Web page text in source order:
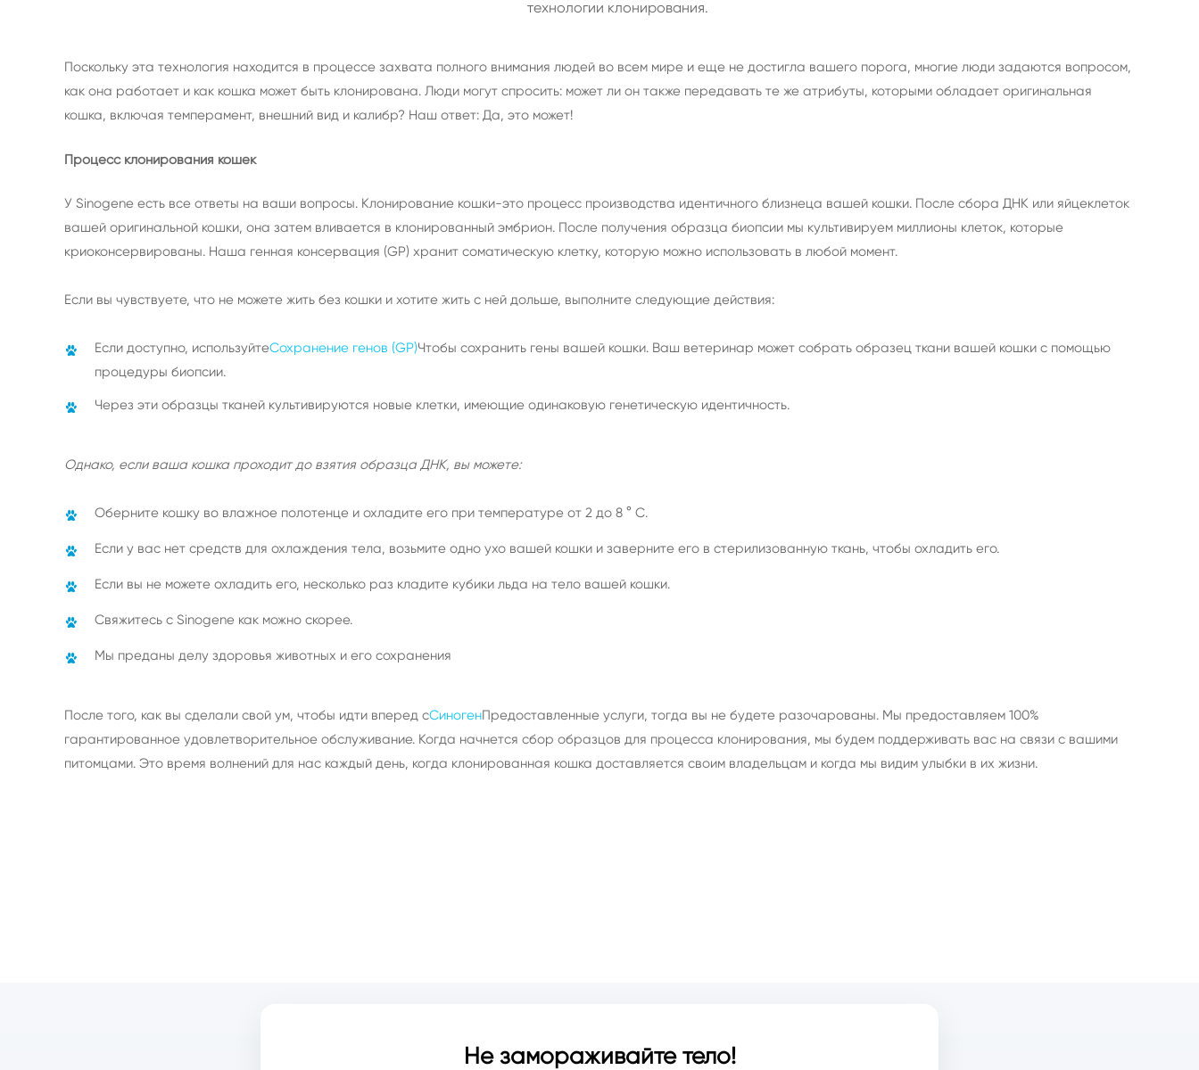
технологии клонирования.
Поскольку эта технология находится в процессе захвата полного внимания людей во всем мире и еще не достигла вашего порога, многие люди задаются вопросом,
как она работает и как кошка может быть клонирована. Люди могут спросить: может ли он также передавать те же атрибуты, которыми обладает оригинальная
кошка, включая темперамент, внешний вид и калибр? Наш ответ: Да, это может!
Процесс клонирования кошек
У Sinogene есть все ответы на ваши вопросы. Клонирование кошки-это процесс производства идентичного близнеца вашей кошки. После сбора ДНК или яйцеклеток
вашей оригинальной кошки, она затем вливается в клонированный эмбрион. После получения образца биопсии мы культивируем миллионы клеток, которые
криоконсервированы. Наша генная консервация (GP) хранит соматическую клетку, которую можно использовать в любой момент.
Если вы чувствуете, что не можете жить без кошки и хотите жить с ней дольше, выполните следующие действия:
Если доступно, используйтеСохранение генов (GP)Чтобы сохранить гены вашей кошки. Ваш ветеринар может собрать образец ткани вашей кошки с помощью
процедуры биопсии.
Через эти образцы тканей культивируются новые клетки, имеющие одинаковую генетическую идентичность.
Однако, если ваша кошка проходит до взятия образца ДНК, вы можете:
Оберните кошку во влажное полотенце и охладите его при температуре от 2 до 8 ° C.
Если у вас нет средств для охлаждения тела, возьмите одно ухо вашей кошки и заверните его в стерилизованную ткань, чтобы охладить его.
Если вы не можете охладить его, несколько раз кладите кубики льда на тело вашей кошки.
Свяжитесь с Sinogene как можно скорее.
Мы преданы делу здоровья животных и его сохранения
После того, как вы сделали свой ум, чтобы идти вперед сСиногенПредоставленные услуги, тогда вы не будете разочарованы. Мы предоставляем 100%
гарантированное удовлетворительное обслуживание. Когда начнется сбор образцов для процесса клонирования, мы будем поддерживать вас на связи с вашими
питомцами. Это время волнений для нас каждый день, когда клонированная кошка доставляется своим владельцам и когда мы видим улыбки в их жизни.
Не замораживайте тело!